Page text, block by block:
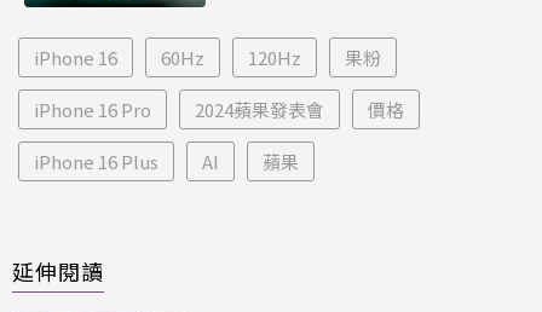
iPhone 16 60Hz 120Hz 果粉
iPhone 16 Pro 2024蘋果發表會 價格
iPhone 16 Plus AI 蘋果
延伸閱讀